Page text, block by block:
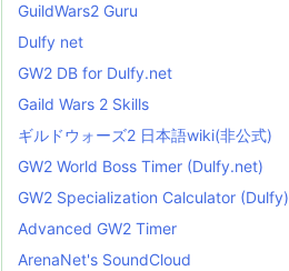
GuildWars2 Guru
Dulfy net
GW2 DB for Dulfy.net
Gaild Wars 2 Skills
ギルドウォーズ2 日本語wiki(非公式)
GW2 World Boss Timer (Dulfy.net)
GW2 Specialization Calculator (Dulfy)
Advanced GW2 Timer
ArenaNet's SoundCloud